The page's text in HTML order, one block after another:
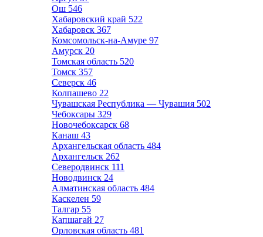
Ош 546
Хабаровский край 522
Хабаровск 367
Комсомольск-на-Амуре 97
Амурск 20
Томская область 520
Томск 357
Северск 46
Колпашево 22
Чувашская Республика — Чувашия 502
Чебоксары 329
Новочебоксарск 68
Канаш 43
Архангельская область 484
Архангельск 262
Северодвинск 111
Новодвинск 24
Алматинская область 484
Каскелен 59
Талгар 55
Капшагай 27
Орловская область 481